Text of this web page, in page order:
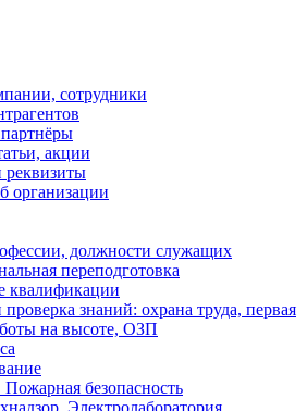
сотрудники
акции
реквизиты
организации
должности служащих
переподготовка
квалификации
знаний: охрана труда, первая
на высоте, ОЗП
безопасность
Электролаборатория